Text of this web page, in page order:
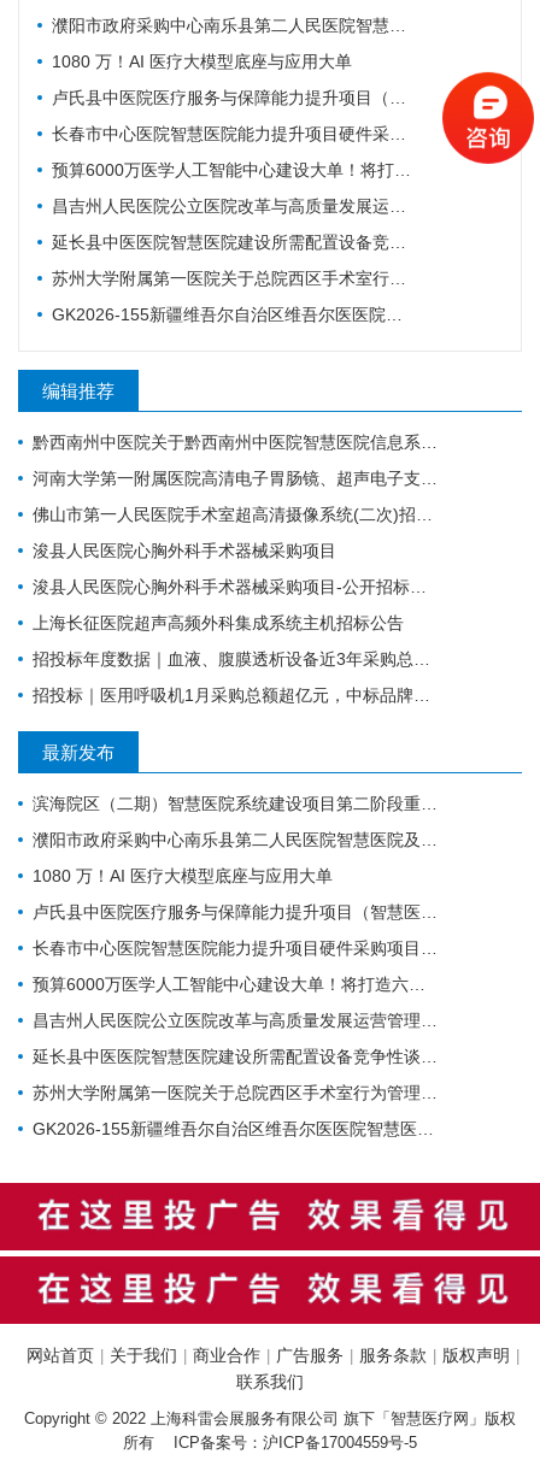
濮阳市政府采购中心南乐县第二人民医院智慧医院及医疗设备采购项目（二次）公开招标公告
1080 万！AI 医疗大模型底座与应用大单
卢氏县中医院医疗服务与保障能力提升项目（智慧医院信息平台升级改造）第一批项目-流标公告
长春市中心医院智慧医院能力提升项目硬件采购项目招标公告
预算6000万医学人工智能中心建设大单！将打造六大核心体系
昌吉州人民医院公立医院改革与高质量发展运营管理-智慧医院-城南院区手术室智能行为管理系统项目公开招标公告
延长县中医医院智慧医院建设所需配置设备竞争性谈判公告
苏州大学附属第一医院关于总院西区手术室行为管理系统的招标公告
GK2026-155新疆维吾尔自治区维吾尔医医院智慧医院建设项目公开招标公告
编辑推荐
黔西南州中医院关于黔西南州中医院智慧医院信息系统标准化建设支撑硬件采购项目的公开招标公告
河南大学第一附属医院高清电子胃肠镜、超声电子支气管镜系统项目
佛山市第一人民医院手术室超高清摄像系统(二次)招标公告
浚县人民医院心胸外科手术器械采购项目
浚县人民医院心胸外科手术器械采购项目-公开招标公告
上海长征医院超声高频外科集成系统主机招标公告
招投标年度数据｜血液、腹膜透析设备近3年采购总额38.7亿元，年均增长约4亿元
招投标｜医用呼吸机1月采购总额超亿元，中标品牌达45家
最新发布
滨海院区（二期）智慧医院系统建设项目第二阶段重症、麻醉建设公开招标招标公告
濮阳市政府采购中心南乐县第二人民医院智慧医院及医疗设备采购项目（二次）公开招标公告
1080 万！AI 医疗大模型底座与应用大单
卢氏县中医院医疗服务与保障能力提升项目（智慧医院信息平台升级改造）第一批项目-流标公告
长春市中心医院智慧医院能力提升项目硬件采购项目招标公告
预算6000万医学人工智能中心建设大单！将打造六大核心体系
昌吉州人民医院公立医院改革与高质量发展运营管理-智慧医院-城南院区手术室智能行为管理系统项目公开招标公告
延长县中医医院智慧医院建设所需配置设备竞争性谈判公告
苏州大学附属第一医院关于总院西区手术室行为管理系统的招标公告
GK2026-155新疆维吾尔自治区维吾尔医医院智慧医院建设项目公开招标公告
网站首页 关于我们 商业合作 广告服务 服务条款 版权声明
联系我们
Copyright © 2022 上海科雷会展服务有限公司 旗下「智慧医疗网」版权
所有 ICP备案号： 沪ICP备17004559号-5